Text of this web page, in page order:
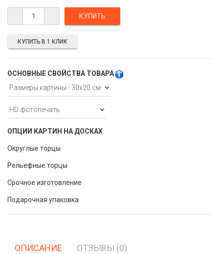
ОСНОВНЫЕ СВОЙСТВА ТОВАРА
ОПЦИИ КАРТИН НА ДОСКАХ
Округлые торцы
Рельефные торцы
Срочное изготовление
Подарочная упаковка
КУПИТЬ В 1 КЛИК
ОПИСАНИЕ ОТЗЫВЫ (0)